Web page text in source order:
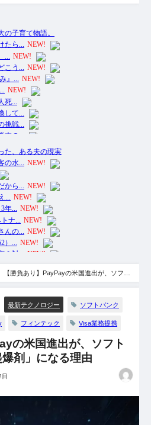
【勝負あり】PayPayの米国進出が、ソフト
最新テクノロジー ソフトバンク
フィンテック Visa業務提携
の米国進出が、ソフト
剤」になる理由